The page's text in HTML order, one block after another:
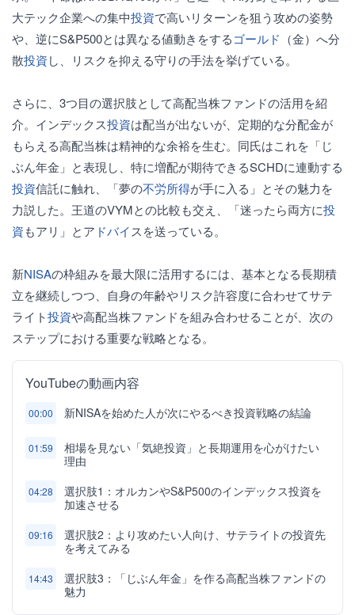
大テック企業への集中投資で高いリターンを狙う攻めの姿勢
や、逆にS&P500とは異なる値動きをするゴールド （金）へ分
散投資し、リスクを抑える守りの手法を挙げている。
さらに、3つ目の選択肢として高配当株ファンドの活用を紹
介。インデックス投資は配当が出ないが、定期的な分配金が
もらえる高配当株は精神的な余裕を生む。同氏はこれを「じ
ぶん年金」と表現し、特に増配が期待できるSCHDに連動する
投資信託に触れ、「夢の不労所得が手に入る」とその魅力を
力説した。王道のVYMとの比較も交え、「迷ったら両方に投
資もアリ」とア ドバイスを送っている。
新NISAの枠組みを最大限に活用するには、基本となる長期積
立を継続しつつ、自身の年齢やリスク許容度に合わせてサテ
ライト投資や高配当株ファンドを組み合わせることが、次の
ステップにおける重要な戦略となる。
YouTubeの動画内容
00:00 新NISAを始めた人が次にやるべき投資戦略の結論
01:59
相場を見ない「気絶投資」と長期運用を心がけたい
理由
04:28
選択肢1：オルカンやS&P500のインデックス投資を
加速させる
09:16
選択肢2：より攻めたい人向け、サテライトの投資先
を考えてみる
14:43
選択肢3：「じぶん年金」を作る高配当株ファンドの
魅力